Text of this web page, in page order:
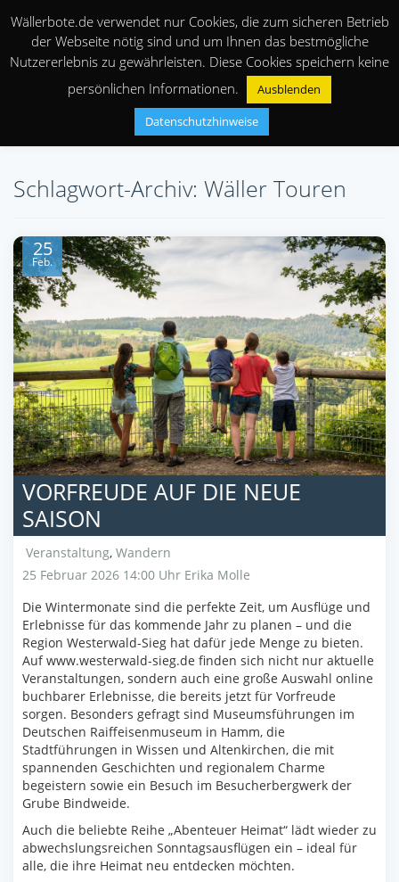
Schlagwort-Archiv: Wäller Touren
25
Feb.
VORFREUDE AUF DIE NEUE
SAISON
Veranstaltung, Wandern
25 Februar 2026 14:00 Uhr Erika Molle
Die Wintermonate sind die perfekte Zeit, um Ausflüge und
Erlebnisse für das kommende Jahr zu planen – und die
Region Westerwald-Sieg hat dafür jede Menge zu bieten.
Auf www.westerwald-sieg.de finden sich nicht nur aktuelle
Veranstaltungen, sondern auch eine große Auswahl online
buchbarer Erlebnisse, die bereits jetzt für Vorfreude
sorgen. Besonders gefragt sind Museumsführungen im
Deutschen Raiffeisenmuseum in Hamm, die
Stadtführungen in Wissen und Altenkirchen, die mit
spannenden Geschichten und regionalem Charme
begeistern sowie ein Besuch im Besucherbergwerk der
Grube Bindweide.
Auch die beliebte Reihe „Abenteuer Heimat“ lädt wieder zu
abwechslungsreichen Sonntagsausflügen ein – ideal für
alle, die ihre Heimat neu entdecken möchten.
Wällerbote.de verwendet nur Cookies, die zum sicheren Betrieb
der Webseite nötig sind und um Ihnen das bestmögliche
Nutzererlebnis zu gewährleisten. Diese Cookies speichern keine
persönlichen Informationen.
Ausblenden
Datenschutzhinweise